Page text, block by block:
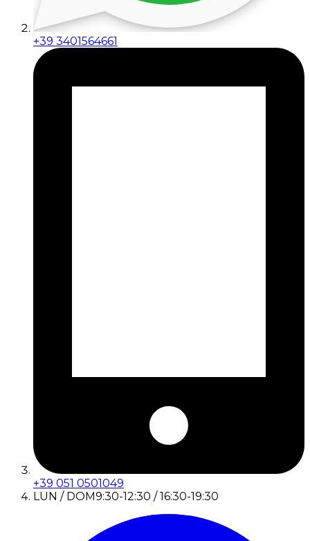
+39 3401564661
+39 051 0501049
LUN / DOM9:30-12:30 / 16:30-19:30